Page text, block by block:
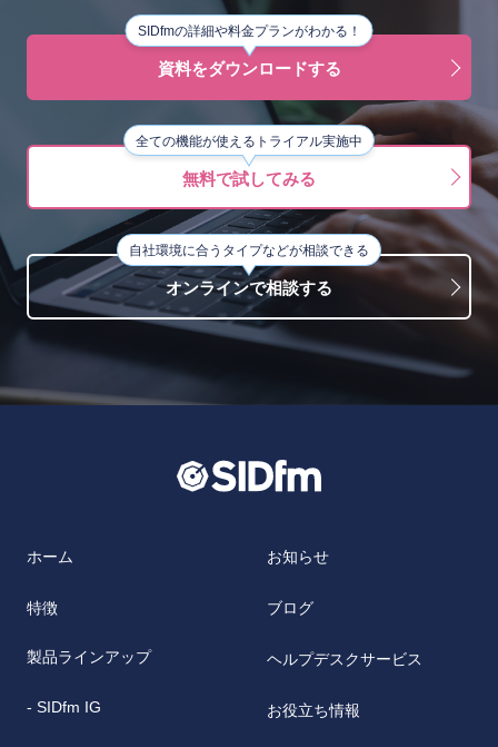
SIDfmの詳細や料金プランがわかる！
資料をダウンロードする
全ての機能が使えるトライアル実施中
無料で試してみる
自社環境に合うタイプなどが相談できる
オンラインで相談する
ホーム
特徴
製品ラインアップ
- SIDfm IG
お知らせ
ブログ
ヘルプデスクサービス
お役立ち情報